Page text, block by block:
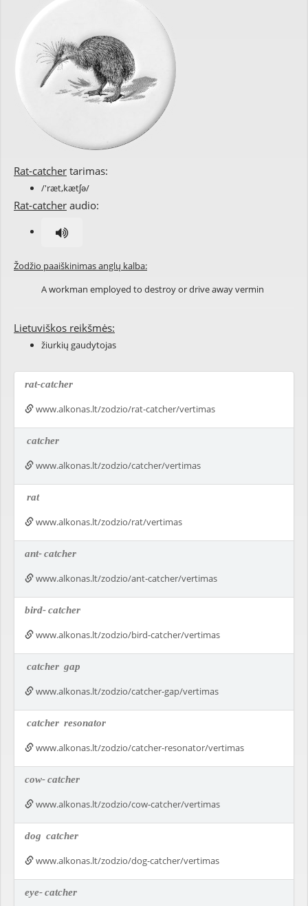
Rat-catcher tarimas:
/'ræt,kætʃə/
Rat-catcher audio:
Žodžio paaiškinimas anglų kalba:
A workman employed to destroy or drive away vermin
Lietuviškos reikšmės:
žiurkių gaudytojas
rat-catcher
www.alkonas.lt/zodzio/rat-catcher/vertimas
catcher
www.alkonas.lt/zodzio/catcher/vertimas
rat
www.alkonas.lt/zodzio/rat/vertimas
ant-catcher
www.alkonas.lt/zodzio/ant-catcher/vertimas
bird-catcher
www.alkonas.lt/zodzio/bird-catcher/vertimas
catcher gap
www.alkonas.lt/zodzio/catcher-gap/vertimas
catcher resonator
www.alkonas.lt/zodzio/catcher-resonator/vertimas
cow-catcher
www.alkonas.lt/zodzio/cow-catcher/vertimas
dog catcher
www.alkonas.lt/zodzio/dog-catcher/vertimas
eye-catcher